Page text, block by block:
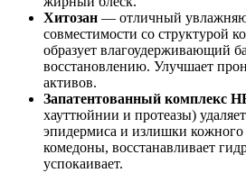
Хитозан — отличный
совместимости со структурой
образует влагоудерживающий
восстановлению. Улучшает
активов.
Запатентованный комплекс
хауттюйнии и протеазы)
эпидермиса и излишки кожного
комедоны, восстанавливает
успокаивает.